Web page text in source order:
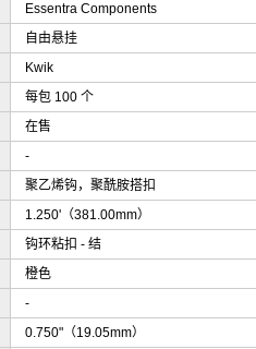
Essentra Components
自由悬挂
Kwik
每包 100 个
在售
-
聚乙烯钩，聚酰胺搭扣
1.250'（381.00mm）
钩环粘扣 - 结
橙色
-
0.750"（19.05mm）